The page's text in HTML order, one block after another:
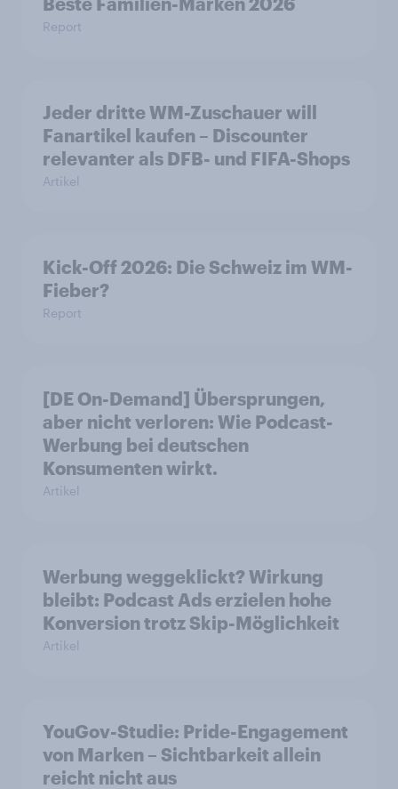
Report
Jeder dritte WM-Zuschauer will
Fanartikel kaufen – Discounter
relevanter als DFB- und FIFA-Shops
Artikel
Kick-Off 2026: Die Schweiz im WM-
Fieber?​
Report
[DE On-Demand] Übersprungen,
aber nicht verloren: Wie Podcast-
Werbung bei deutschen
Konsumenten wirkt.
Artikel
Werbung weggeklickt? Wirkung
bleibt: Podcast Ads erzielen hohe
Konversion trotz Skip-Möglichkeit
Artikel
YouGov-Studie: Pride-Engagement
von Marken – Sichtbarkeit allein
reicht nicht aus